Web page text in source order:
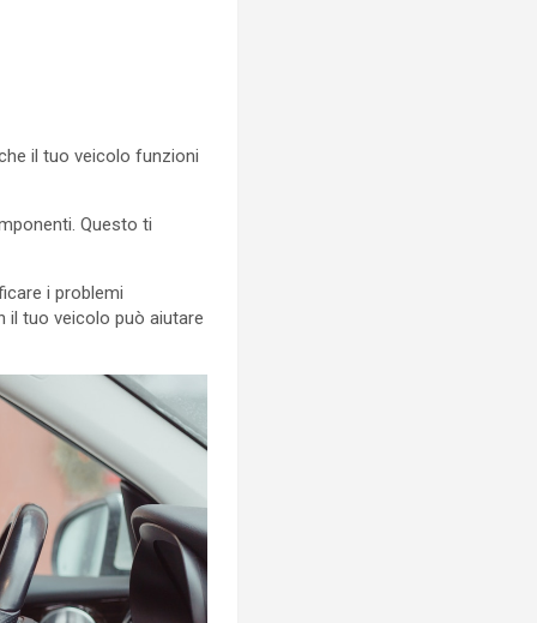
il tuo veicolo funzioni
Questo ti
i problemi
il tuo veicolo può aiutare